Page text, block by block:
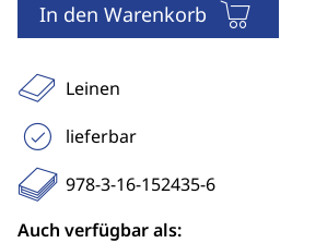
In den Warenkorb
Leinen
lieferbar
978-3-16-152435-6
Auch verfügbar als: